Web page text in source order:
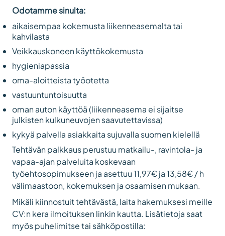
Odotamme sinulta:
aikaisempaa kokemusta liikenneasemalta tai
kahvilasta
Veikkauskoneen käyttökokemusta
hygieniapassia
oma-aloitteista työotetta
vastuuntuntoisuutta
oman auton käyttöä (liikenneasema ei sijaitse
julkisten kulkuneuvojen saavutettavissa)
kykyä palvella asiakkaita sujuvalla suomen kielellä
Tehtävän palkkaus perustuu matkailu-, ravintola- ja
vapaa-ajan palveluita koskevaan
työehtosopimukseen ja asettuu 11,97€ ja 13,58€ / h
välimaastoon, kokemuksen ja osaamisen mukaan.
Mikäli kiinnostuit tehtävästä, laita hakemuksesi meille
CV:n kera ilmoituksen linkin kautta. Lisätietoja saat
myös puhelimitse tai sähköpostilla: